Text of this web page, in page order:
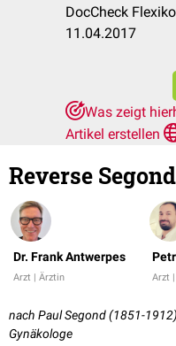
DocCheck
11.04.2017
Was zeigt
Artikel erstellen
Reverse
Dr. Frank Antwerpes
Arzt | Ärztin Arzt
nach Paul Segond (1851-
Gynäkologe